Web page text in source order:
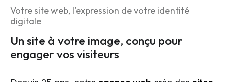
Marketing par e-mail
Applications
Votre site web, l'expression de votre identité
digitale
Un site à votre image, conçu pour
engager vos visiteurs